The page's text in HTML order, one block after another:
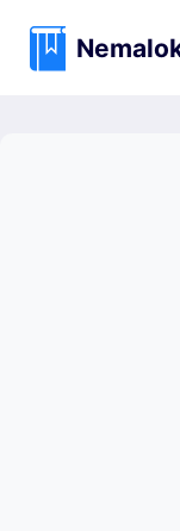
содержимому